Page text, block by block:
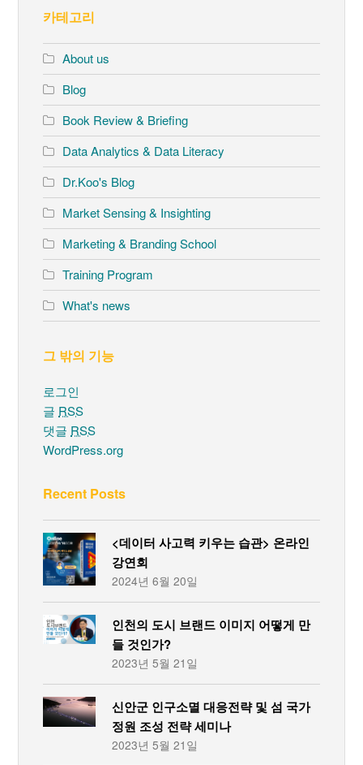
카테고리
About us
Blog
Book Review & Briefing
Data Analytics & Data Literacy
Dr.Koo's Blog
Market Sensing & Insighting
Marketing & Branding School
Training Program
What's news
그 밖의 기능
로그인
글 RSS
댓글 RSS
WordPress.org
Recent Posts
<데이터 사고력 키우는 습관> 온라인
강연회
2024년 6월 20일
인천의 도시 브랜드 이미지 어떻게 만
들 것인가?
2023년 5월 21일
신안군 인구소멸 대응전략 및 섬 국가
정원 조성 전략 세미나
2023년 5월 21일